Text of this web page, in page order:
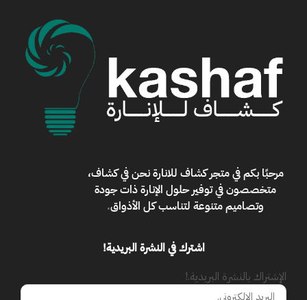
مرحبًا بكم فيمتجر كشاف للانارةنحن في كشاف،
متخصصون في توفير حلول الإنارة ذات جودة
وتصاميم متنوعة لتناسب كل الأذواق.
اشترك في النشرة البريدية!
الإشتراك بالنشرة البريدية.!